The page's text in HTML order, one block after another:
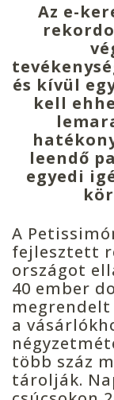
Az e-
és kívül
kell
leendő
egyedi
A
fejlesztett
országot
40 ember
megrendelt
a
több száz
tárolják.